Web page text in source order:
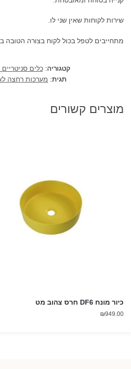
שירות לקוחות שאין שני לו.
מתחייבים לטפל בכול לקוח בצורה הטובה
קטגוריה:כלים סניטריים
תגית: מערכות רחצה
מוצרים קשורים
כיור מונח DF6 חרס צהוב מט
₪949.00